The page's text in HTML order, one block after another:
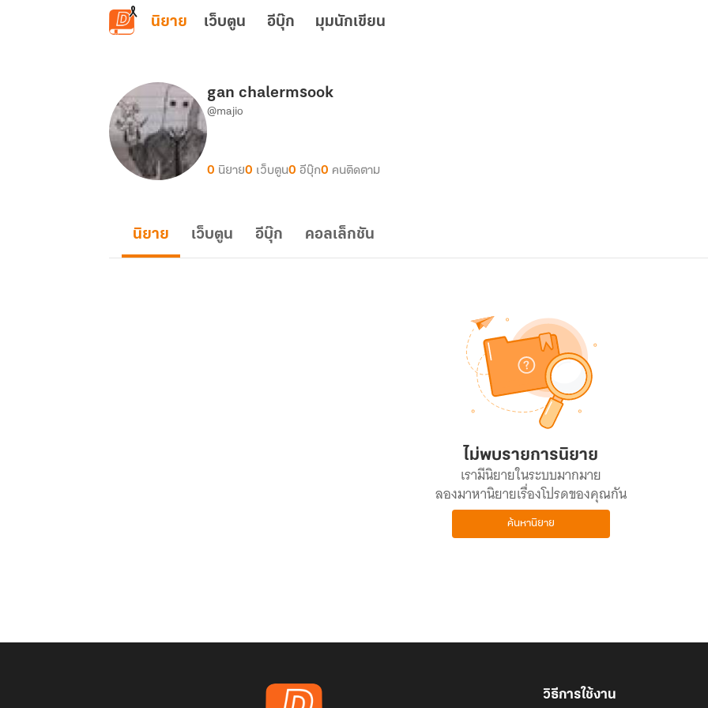
ข้ามไปยังเนื้อหาหลัก
นิยาย เว็บตูน อีบุ๊ก มุมนักเขียน
gan chalermsook
@majio
0 นิยาย0 เว็บตูน0 อีบุ๊ก0 คนติดตาม
นิยาย เว็บตูน อีบุ๊ก คอลเล็กชัน
ไม่พบรายการนิยาย
เรามีนิยายในระบบมากมาย
ลองมาหานิยายเรื่องโปรดของคุณกัน
ค้นหานิยาย
วิธีการใช้งาน